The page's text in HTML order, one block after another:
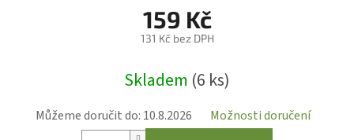
159 Kč
131 Kč bez DPH
cena:
Skladem (6 ks)
Můžeme doručit do: 10.8.2026 Možnosti doručení